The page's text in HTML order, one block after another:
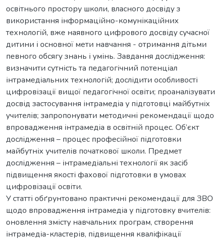
освітнього простору школи, власного досвіду з
використання інформаційно-комунікаційних
технологій, вже наявного цифрового досвіду сучасної
дитини і основної мети навчання - отримання дітьми
певного обсягу знань і умінь. Завдання дослідження:
визначити сутність та педагогічний потенціал
інтрамедіальних технологій; дослідити особливості
цифровізації вищої педагогічної освіти; проаналізувати
досвід застосування інтрамедіа у підготовці майбутніх
учителів; запропонувати методичні рекомендації щодо
впровадження інтрамедіа в освітній процес. Об’єкт
дослідження – процес професійної підготовки
майбутніх учителів початкової школи. Предмет
дослідження – інтрамедіальні технології як засіб
підвищення якості фахової підготовки в умовах
цифровізації освіти.
У статті обґрунтовано практичні рекомендації для ЗВО
щодо впровадження інтрамедіа у підготовку вчителів:
оновлення змісту навчальних програм, створення
інтрамедіа-кластерів, підвищення кваліфікації